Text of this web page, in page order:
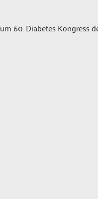
60. Diabetes Kongress